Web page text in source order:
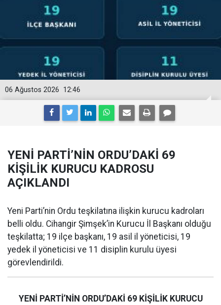
12:46
06 Ağustos 2026
YENİ PARTİ’NİN ORDU’DAKİ 69
KİŞİLİK KURUCU KADROSU
AÇIKLANDI
Yeni Parti’nin Ordu teşkilatına ilişkin kurucu kadroları
belli oldu. Cihangir Şimşek’in Kurucu İl Başkanı olduğu
teşkilatta; 19 ilçe başkanı, 19 asil il yöneticisi, 19
yedek il yöneticisi ve 11 disiplin kurulu üyesi
görevlendirildi.
YENİ PARTİ’NİN ORDU’DAKİ 69 KİŞİLİK KURUCU